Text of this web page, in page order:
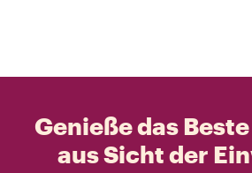
Genieße das
aus Sicht der